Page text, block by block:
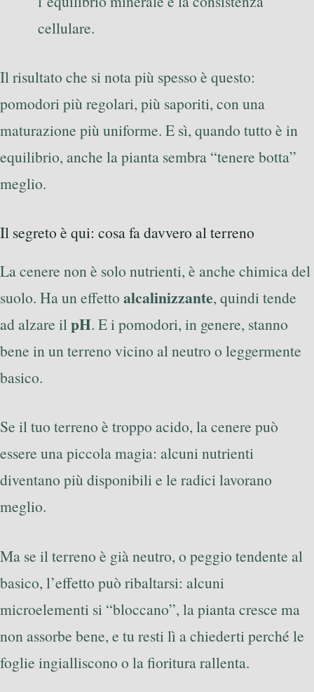
cellulare.
Il risultato che si nota più spesso è questo:
pomodori più regolari, più saporiti, con una
maturazione più uniforme. E sì, quando tutto è in
equilibrio, anche la pianta sembra “tenere botta”
meglio.
Il segreto è qui: cosa fa davvero al terreno
La cenere non è solo nutrienti, è anche chimica del
suolo. Ha un effetto alcalinizzante, quindi tende
ad alzare ilpH. E i pomodori, in genere, stanno
bene in un terreno vicino al neutro o leggermente
basico.
Se il tuo terreno è troppo acido, la cenere può
essere una piccola magia: alcuni nutrienti
diventano più disponibili e le radici lavorano
meglio.
Ma se il terreno è già neutro, o peggio tendente al
basico, l’effetto può ribaltarsi: alcuni
microelementi si “bloccano”, la pianta cresce ma
non assorbe bene, e tu resti lì a chiederti perché le
foglie ingialliscono o la fioritura rallenta.